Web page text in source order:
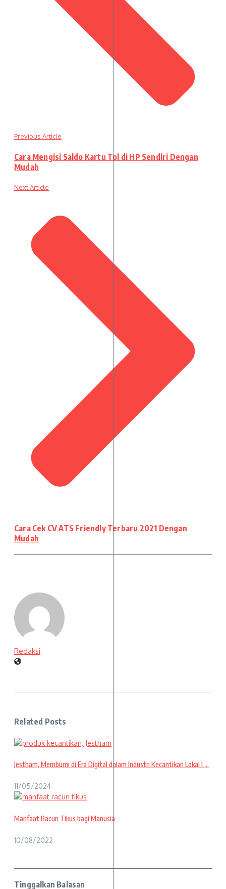
Previous Article
Cara Mengisi Saldo Kartu Tol di HP Sendiri Dengan
Mudah
Next Article
Cara Cek CV ATS Friendly Terbaru 2021 Dengan
Mudah
Redaksi
Related Posts
Jestham, Membumi di Era Digital dalam Industri Kecantikan Lokal I ...
11/05/2024
Manfaat Racun Tikus bagi Manusia
10/08/2022
Tinggalkan Balasan